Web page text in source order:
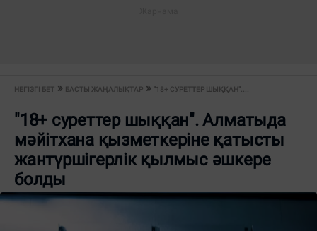
НЕГІЗГІ БЕТ БАСТЫ ЖАҢАЛЫҚТАР "18+ СУРЕТТЕР ШЫҚҚАН"....
"18+ суреттер шыққан". Алматыда
мәйітхана қызметкеріне қатысты
жантүршігерлік қылмыс әшкере
болды